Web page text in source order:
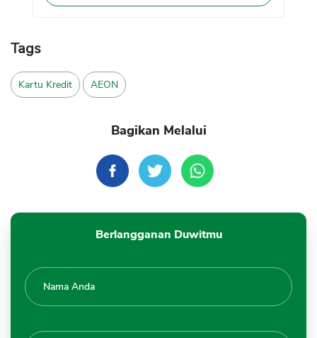
Tags
Kartu Kredit AEON
Bagikan Melalui
Berlangganan Duwitmu